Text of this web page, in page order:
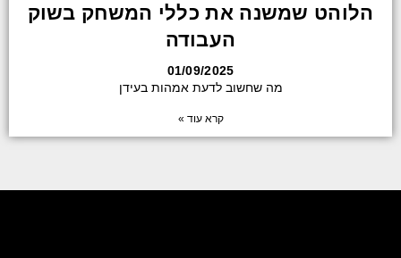
הלוהט שמשנה את כללי המשחק בשוק
העבודה
01/09/2025
מה שחשוב לדעת אמהות בעידן
קרא עוד »